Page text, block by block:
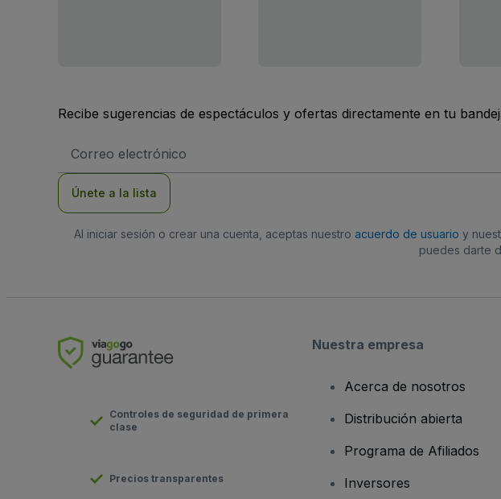
Recibe sugerencias de espectáculos y ofertas directamente en tu
de
Únete a la lista
Al iniciar sesión o crear una cuenta, aceptas nuestro acuerdo de usuario y
puedes darte
Controles de seguridad de primera
clase
Precios transparentes
Nuestra empresa
Acerca de nosotros
Distribución abierta
Programa de Afiliados
Inversores